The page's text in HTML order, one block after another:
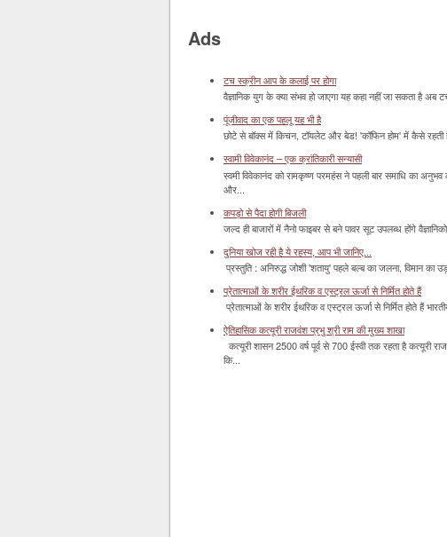
Ads
टच स्क्रीन आप के कलाई पर होगा
वैज्ञानिक युग के क्या संभव हो जाएगा यह कहा नहीं जा सकता है अब
पूंजीवाद का एक पहलू यह भी है
छोटे से बॉक्‍स में किचन, टॉयलेट और बेड! 'कॉफिन होम' में कैसे
स्वामी विवेकानंद – एक क्रांतिकारी सन्यासी
स्वमी विवेकानंद को रामकृष्ण परमहंस ने पहली बार समाधि का
और...
कपड़ो से पैदा होगी बिजली
जल्द ही बाजारों में नैनो फाइबर से बने पावर सूट उपलब्ध होंगे
दुनिया खोज रही है ये रहस्य, आप भी जानिए...
प्रस्तुति : अनिरुद्ध जोशी 'शतायु' पहले बल्ब का जलना, विमान का
प्रेतात्माओं के शरीर ईथरिक व एस्ट्रल ऊर्जा से निर्मित होते हैं
प्रेतात्माओं के शरीर ईथरिक व एस्ट्रल ऊर्जा से निर्मित होते हैं
ऐतिहासिक कत्यूरी राजवंश प्रभु श्री राम की मुख्य शाखा
कत्यूरी शासन 2500 वर्ष पूर्व से 700 ईस्वी तक रहता है कत्यूरी
कि...